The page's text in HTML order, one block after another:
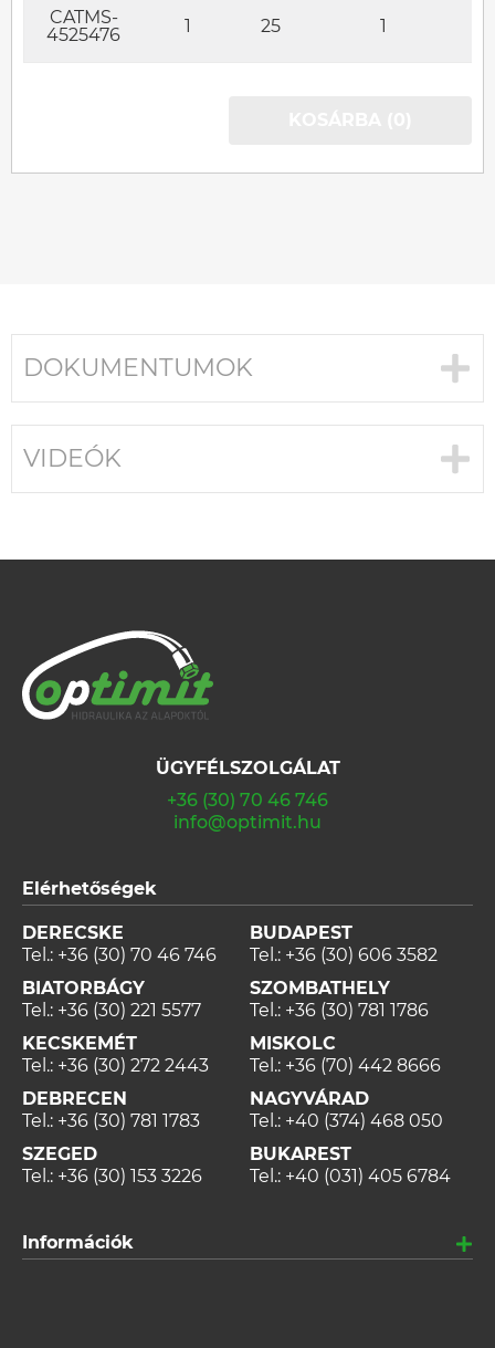
CATMS-
4525476
1 25 1
DOKUMENTUMOK
VIDEÓK
ÜGYFÉLSZOLGÁLAT
+36 (30) 70 46 746
info@optimit.hu
Elérhetőségek
DERECSKE
Tel.: +36 (30) 70 46 746
BIATORBÁGY
Tel.: +36 (30) 221 5577
KECSKEMÉT
Tel.: +36 (30) 272 2443
DEBRECEN
Tel.: +36 (30) 781 1783
SZEGED
Tel.: +36 (30) 153 3226
BUDAPEST
Tel.: +36 (30) 606 3582
SZOMBATHELY
Tel.: +36 (30) 781 1786
MISKOLC
Tel.: +36 (70) 442 8666
NAGYVÁRAD
Tel.: +40 (374) 468 050
BUKAREST
Tel.: +40 (031) 405 6784
Információk